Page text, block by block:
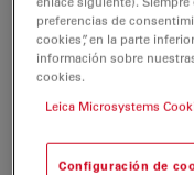
Show answer
¿Qué tipo de
¿Qué tipo de
GT y en la Leica
preferencias de
cookies”, en la parte
información sobre
cookies.
Leica Microsystems
Configuración de